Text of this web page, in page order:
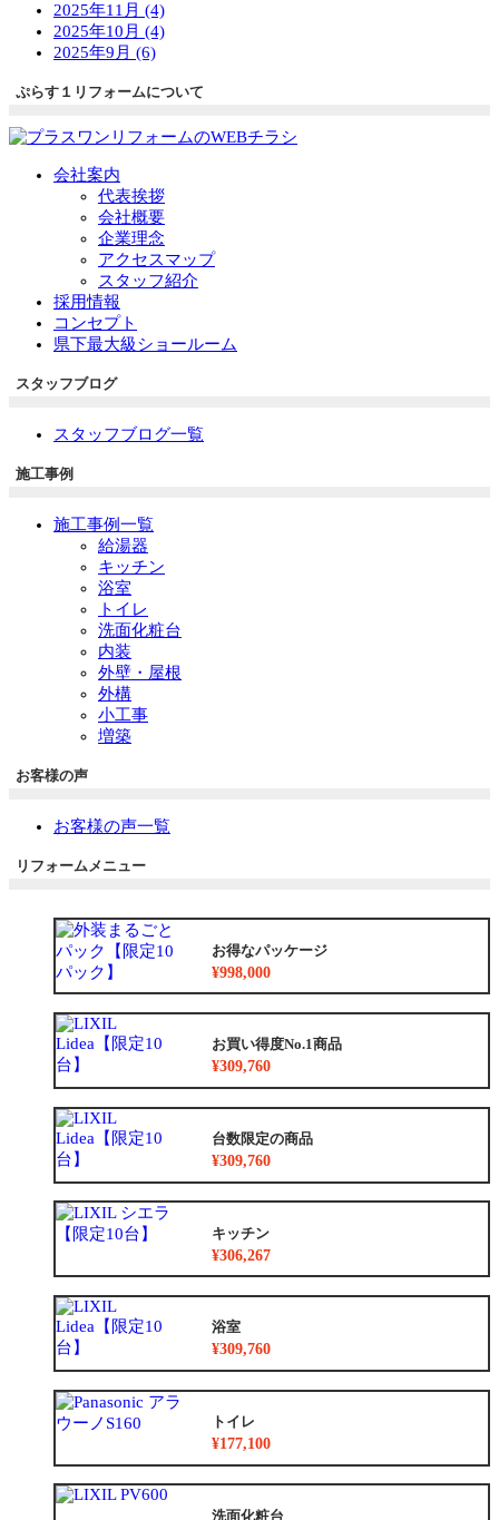
2025年11月 (4)
2025年10月 (4)
2025年9月 (6)
ぷらす１リフォームについて
会社案内
代表挨拶
会社概要
企業理念
アクセスマップ
スタッフ紹介
採用情報
コンセプト
県下最大級ショールーム
スタッフブログ
スタッフブログ一覧
施工事例
施工事例一覧
給湯器
キッチン
浴室
トイレ
洗面化粧台
内装
外壁・屋根
外構
小工事
増築
お客様の声
お客様の声一覧
リフォームメニュー
お得なパッケージ
¥998,000
お買い得度No.1商品
¥309,760
台数限定の商品
¥309,760
キッチン
¥306,267
浴室
¥309,760
トイレ
¥177,100
洗面化粧台